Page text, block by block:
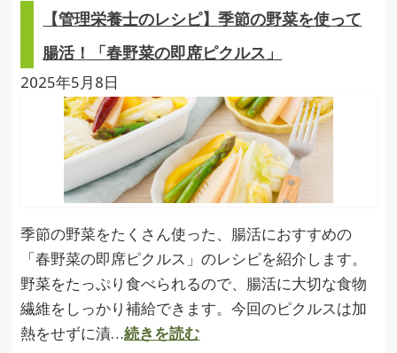
【管理栄養士のレシピ】季節の野菜を使って
腸活！「春野菜の即席ピクルス」
2025年5月8日
季節の野菜をたくさん使った、腸活におすすめの
「春野菜の即席ピクルス」のレシピを紹介します。
野菜をたっぷり食べられるので、腸活に大切な食物
繊維をしっかり補給できます。今回のピクルスは加
熱をせずに漬…続きを読む